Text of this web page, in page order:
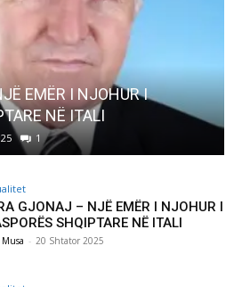
EMËR I NJOHUR I
NË ITALI
1
GJONAJ – NJË EMËR I NJOHUR I
SHQIPTARE NË ITALI
- 20 Shtator 2025